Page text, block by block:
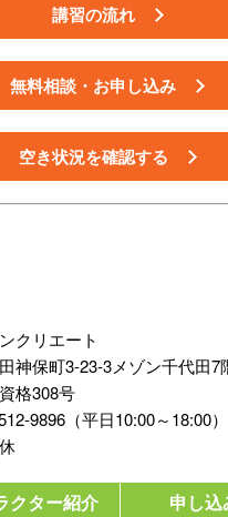
講習の流れ
無料相談・お申し込み
空き状況を確認する
クリエート
神保町3-23-3メゾン千代田7
格308号
9896（平日10:00～18:00）
クター紹介 申し